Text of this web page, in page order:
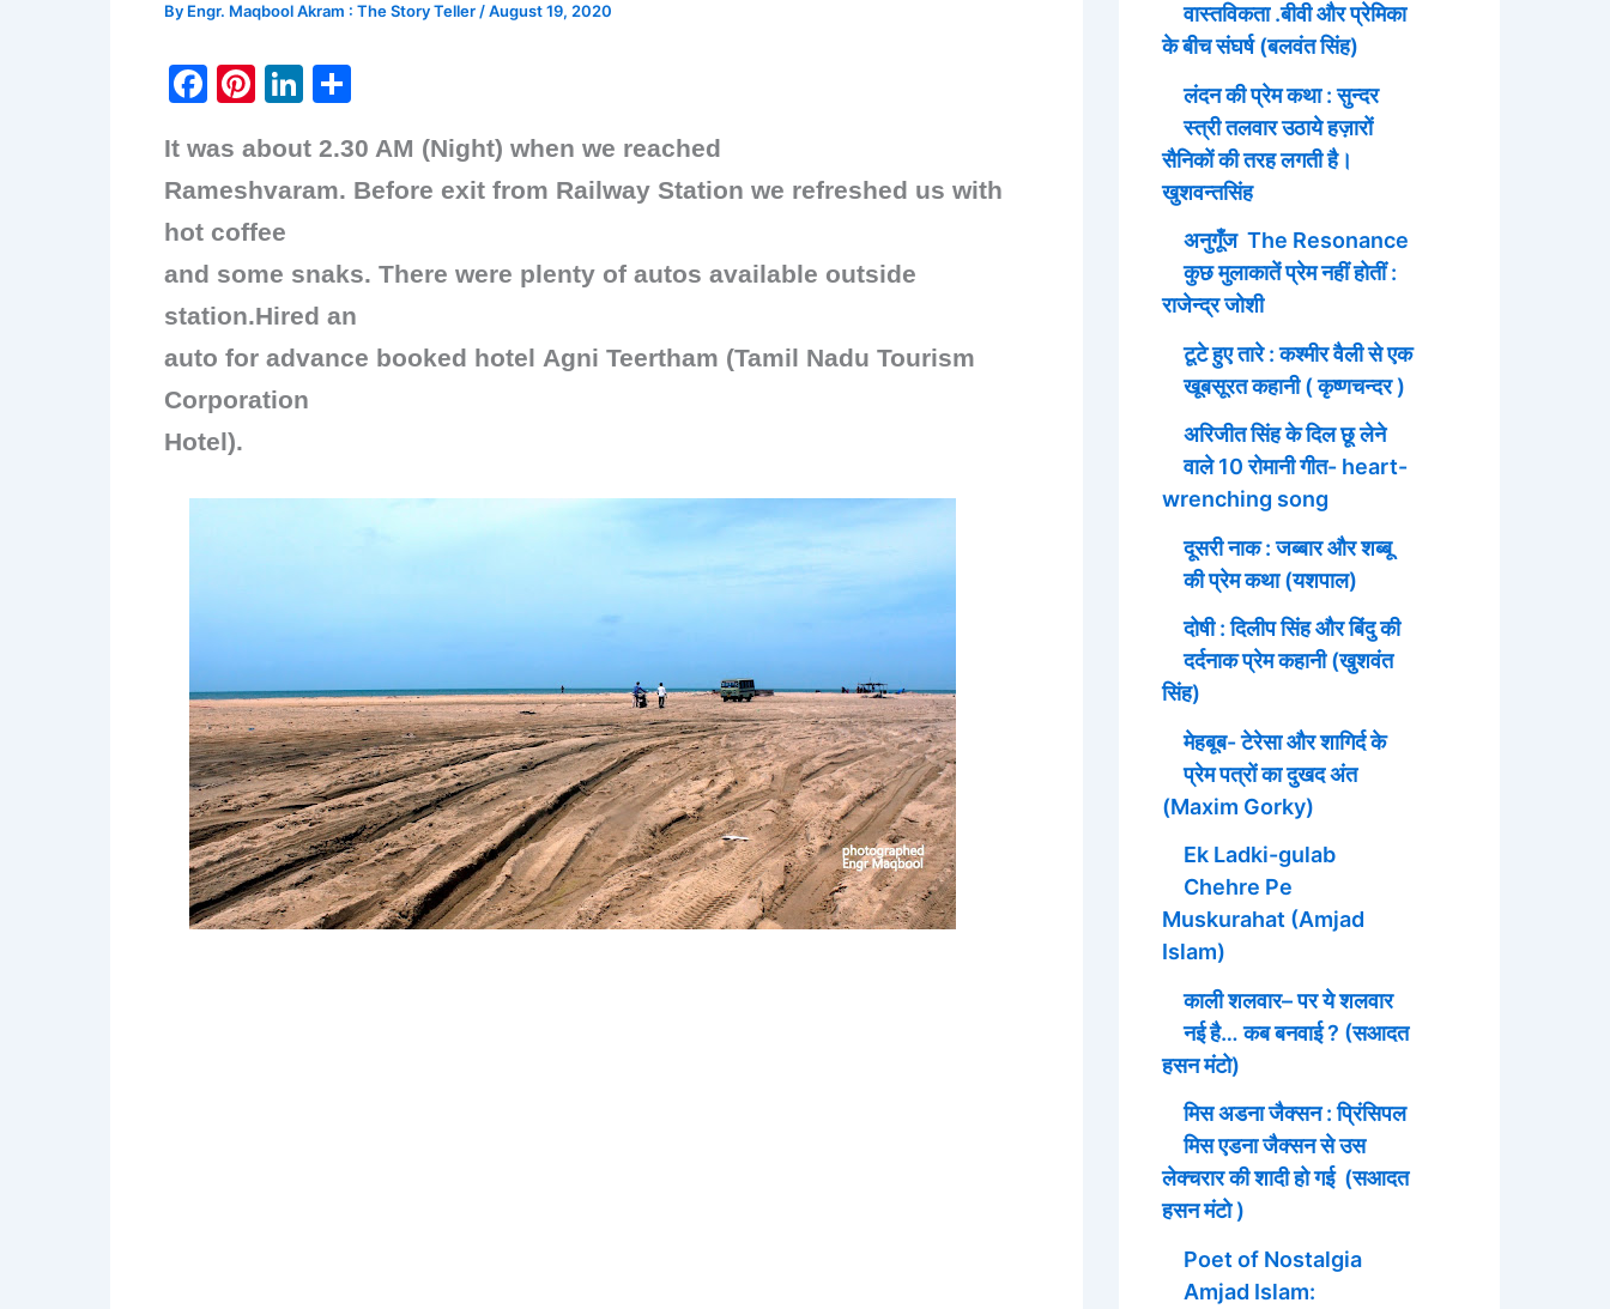
By Engr. Maqbool Akram : The Story Teller /August 19, 2020
F
c
e
b
o
o
k
Pi
er
e
st
Li
k
e
n
ar
e
It was about 2.30 AM (Night) when we reached
Rameshvaram. Before exit from Railway Station we refreshed us with
hot coffee
and some snaks. There were plenty of autos available outside
station.Hired an
auto for advance booked hotel Agni Teertham (Tamil Nadu Tourism
Corporation
Hotel).
वास्तविकता .बीवी और प्रेमिका
के बीच संघर्ष (बलवंत सिंह)
लंदन की प्रेम कथा : सुन्दर
स्त्री तलवार उठाये हज़ारों
सैनिकों की तरह लगती है।
खुशवन्तसिंह
अनुगूँज The Resonance
कुछ मुलाकातें प्रेम नहीं होतीं :
राजेन्द्र जोशी
टूटे हुए तारे : कश्मीर वैली से एक
खूबसूरत कहानी ( कृष्णचन्दर )
अरिजीत सिंह के दिल छू लेने
वाले 10 रोमानी गीत- heart-
wrenching song
दूसरी नाक : जब्बार और शब्बू
की प्रेम कथा (यशपाल)
दोषी : दिलीप सिंह और बिंदु की
दर्दनाक प्रेम कहानी (खुशवंत
सिंह)
मेहबूब- टेरेसा और शागिर्द के
प्रेम पत्रों का दुखद अंत
(Maxim Gorky)
Ek Ladki-gulab
Chehre Pe
Muskurahat (Amjad
Islam)
काली शलवार– पर ये शलवार
नई है… कब बनवाई ? (सआदत
हसन मंटो)
मिस अडना जैक्सन : प्रिंसिपल
मिस एडना जैक्सन से उस
लेक्चरार की शादी हो गई (सआदत
हसन मंटो )
Poet of Nostalgia
Amjad Islam: